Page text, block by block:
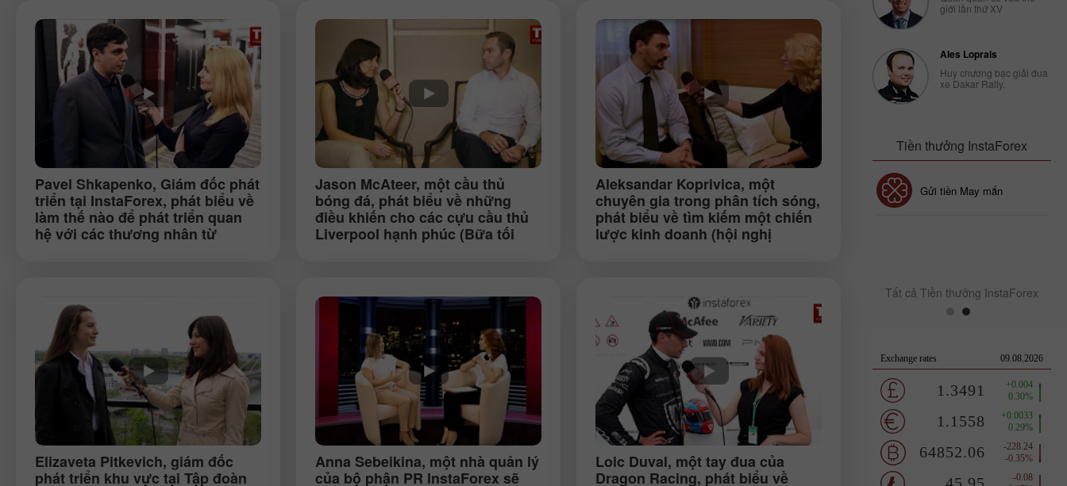
Pavel Shkapenko, Giám đốc phát
triển tại InstaForex, phát biểu về
làm thế nào để phát triển quan
hệ với các thương nhân từ
Jason McAteer, một cầu thủ
bóng đá, phát biểu về những
điều khiến cho các cựu cầu thủ
Liverpool hạnh phúc (Bữa tối
Aleksandar Koprivica, một
chuyên gia trong phân tích sóng,
phát biểu về tìm kiếm một chiến
lược kinh doanh (hội nghị
Elizaveta Pitkevich, giám đốc
phát triển khu vực tại Tập đoàn
Anna Sebeikina, một nhà quản lý
của bộ phận PR InstaForex sẽ
Loic Duval, một tay đua của
Dragon Racing, phát biểu về
giới lần thứ XV
Ales Loprais
Huy chương bạc giải đua
xe Dakar Rally.
Tiền thưởng InstaForex
Tiền thưởng 30%
Tiền thưởng CLB
InstaForex
Gửi tiền May mắn Tiền thưởng 30%
Tiền thưởng CLB
InstaForex
Gửi tiền May mắn
Tất cả Tiền thưởng InstaForex